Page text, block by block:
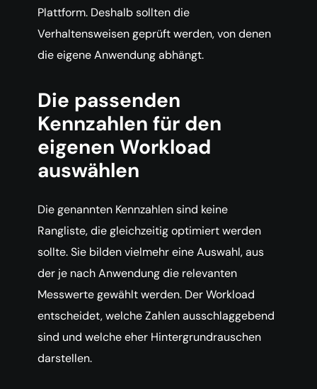
Plattform. Deshalb sollten die
Verhaltensweisen geprüft werden, von denen
die eigene Anwendung abhängt.
Die passenden
Kennzahlen für den
eigenen Workload
auswählen
Die genannten Kennzahlen sind keine
Rangliste, die gleichzeitig optimiert werden
sollte. Sie bilden vielmehr eine Auswahl, aus
der je nach Anwendung die relevanten
Messwerte gewählt werden. Der Workload
entscheidet, welche Zahlen ausschlaggebend
sind und welche eher Hintergrundrauschen
darstellen.